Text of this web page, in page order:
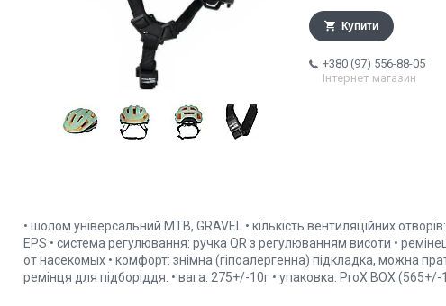
Купити
+380 (97) 556-88-05
Інтернет магазин
• шолом універсальний MTB, GRAVEL • кількість вентиляційних
EPS • система регулювання: ручка QR з регулюванням висоти •
от насекомых • комфорт: знімна (гіпоалергенна) підкладка, можна
ремінця для підборіддя. • вага: 275+/-10г • упаковка: ProX BOX (565+/-